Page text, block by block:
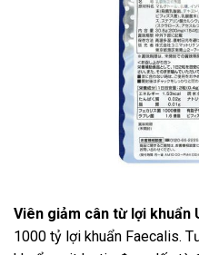
Viên giảm cân từ lợi khuẩn
1000 tỷ lợi khuẩn Faecalis.